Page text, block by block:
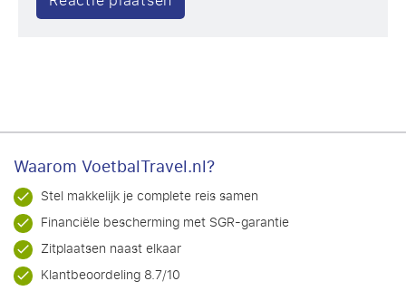
Waarom VoetbalTravel.nl?
Stel makkelijk je complete reis samen
Financiële bescherming met SGR-garantie
Zitplaatsen naast elkaar
Klantbeoordeling 8.7/10